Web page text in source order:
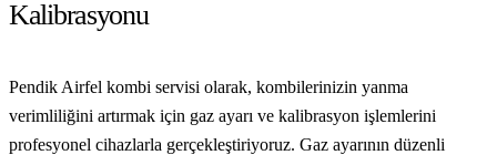
Kalibrasyonu
Pendik Airfel kombi servisi olarak, kombilerinizin yanma
verimliliğini artırmak için gaz ayarı ve kalibrasyon işlemlerini
profesyonel cihazlarla gerçekleştiriyoruz. Gaz ayarının düzenli